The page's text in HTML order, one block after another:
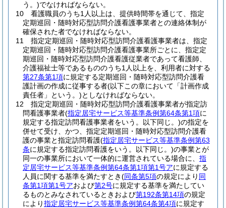
う。)でなければならない。
10
看護職員のうち1人以上は、提供時間帯を通じて、指定
定期巡回・随時対応型訪問介護看護事業者との連絡体制が
確保された者でなければならない。
11
指定定期巡回・随時対応型訪問介護看護事業者は、指定
定期巡回・随時対応型訪問介護看護事業所ごとに、指定定
期巡回・随時対応型訪問介護看護従業者であって看護師、
介護福祉士等であるもののうち1人以上を、利用者に対する
第27条第1項に規定する定期巡回・随時対応型訪問介護看
護計画の作成に従事する者(以下この章において「計画作成
責任者」という。)としなければならない。
12
指定定期巡回・随時対応型訪問介護看護事業者が指定訪
問看護事業者(指定居宅サービス等基準条例第64条第1項に
規定する指定訪問看護事業者をいう。以下同じ。)の指定を
併せて受け、かつ、指定定期巡回・随時対応型訪問介護看
護の事業と指定訪問看護(指定居宅サービス等基準条例第63
条に規定する指定訪問看護をいう。以下同じ。)の事業とが
同一の事業所において一体的に運営されている場合に、 指
定居宅サービス等基準条例第64条第1項第1号アに規定する
人員に関する基準を満たすとき(同条第5項の規定により 同
条第1項第1号アおよび第2号に規定する基準を満たしてい
るものとみなされているときおよび第192条第14項の規定
により指定居宅サービス等基準条例第64条第4項に規定す